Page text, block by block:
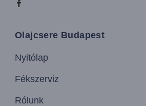
Olajcsere Budapest
Nyitólap
Fékszerviz
Rólunk